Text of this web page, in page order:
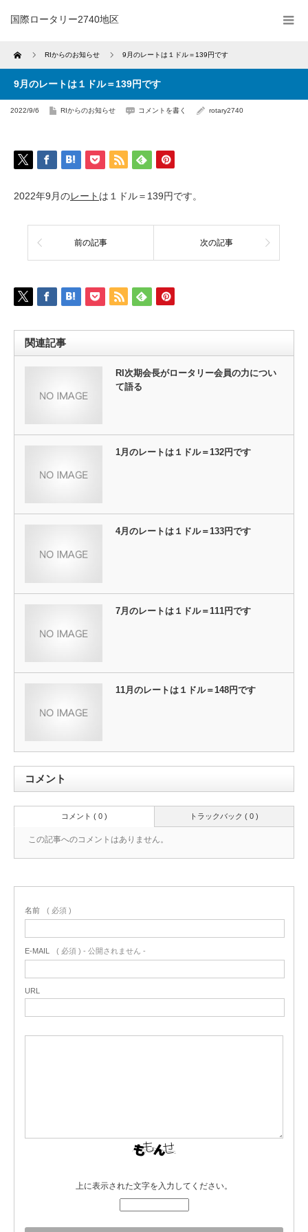
国際ロータリー2740地区
Home RIからのお知らせ 9月のレートは１ドル＝139円です
9月のレートは１ドル＝139円です
2022/9/6 RIからのお知らせ コメントを書く rotary2740
2022年9月のレート は１ドル＝139円です。
前の記事 次の記事
関連記事
RI次期会長がロータリー会員の力につい
て語る
1月のレートは１ドル＝132円です
4月のレートは１ドル＝133円です
7月のレートは１ドル＝111円です
11月のレートは１ドル＝148円です
コメント
トラックバック ( 0 )
コメント ( 0 )
この記事へのコメントはありません。
名前 ( 必須 )
E-MAIL ( 必須 ) - 公開されません -
URL
上に表示された文字を入力してください。